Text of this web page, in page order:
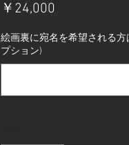
￥24,000
絵画裏に宛名を希望される
プション)